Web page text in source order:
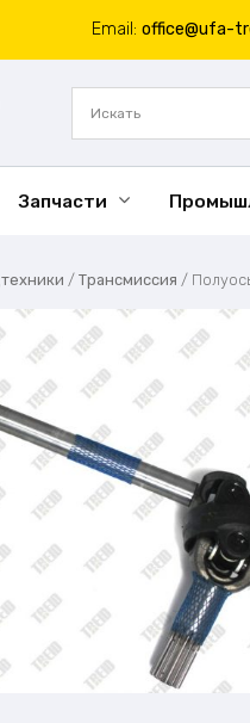
Email: office@ufa-
Запчасти
/ Трансмиссия /